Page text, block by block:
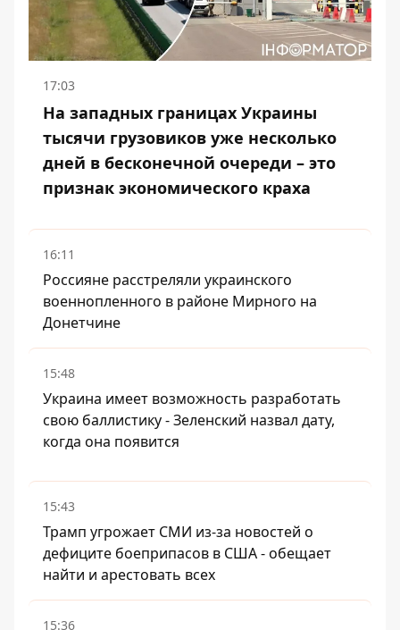
17:03
На западных границах Украины
тысячи грузовиков уже несколько
дней в бесконечной очереди – это
признак экономического краха
16:11
Россияне расстреляли украинского
военнопленного в районе Мирного на
Донетчине
15:48
Украина имеет возможность разработать
свою баллистику - Зеленский назвал дату,
когда она появится
15:43
Трамп угрожает СМИ из-за новостей о
дефиците боеприпасов в США - обещает
найти и арестовать всех
15:36